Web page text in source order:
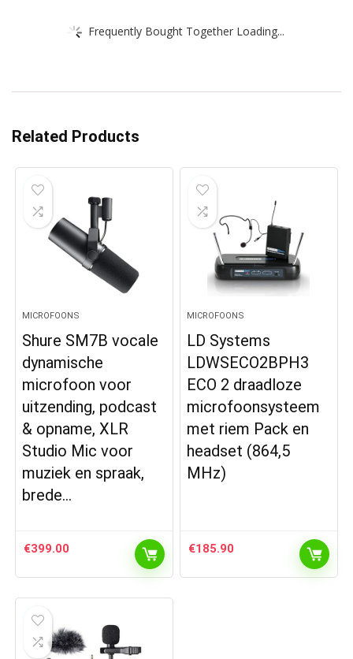
Frequently Bought Together Loading...
Related Products
MICROFOONS
Shure SM7B vocale
dynamische
microfoon voor
uitzending, podcast
& opname, XLR
Studio Mic voor
muziek en spraak,
brede…
€399.00
MICROFOONS
LD Systems
LDWSECO2BPH3
ECO 2 draadloze
microfoonsysteem
met riem Pack en
headset (864,5
MHz)
€185.90